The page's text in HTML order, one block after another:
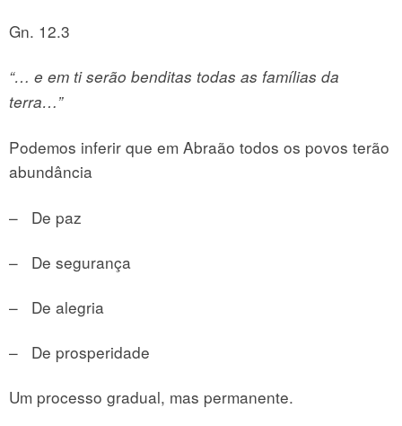
Gn. 12.3
“… e em ti serão benditas todas as famílias da
terra…”
Podemos inferir que em Abraão todos os povos terão
abundância
– De paz
– De segurança
– De alegria
– De prosperidade
Um processo gradual, mas permanente.